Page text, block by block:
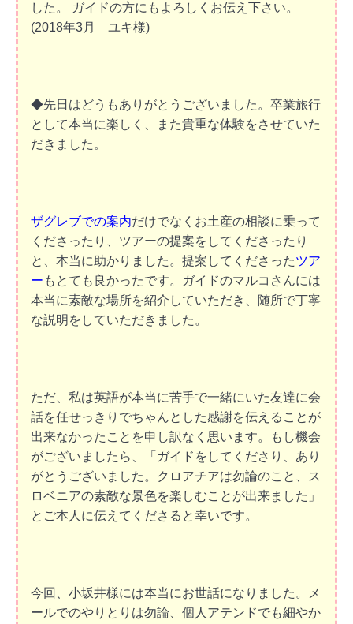
した。 ガイドの方にもよろしくお伝え下さい。
(2018年3月 ユキ様)
◆先日はどうもありがとうございました。卒業旅行
として本当に楽しく、また貴重な体験をさせていた
だきました。
ザグレブでの案内だけでなくお土産の相談に乗って
くださったり、ツアーの提案をしてくださったり
と、本当に助かりました。提案してくださったツア
ー もとても良かったです。ガイドのマルコさんには
本当に素敵な場所を紹介していただき、随所で丁寧
な説明をしていただきました。
ただ、私は英語が本当に苦手で一緒にいた友達に会
話を任せっきりでちゃんとした感謝を伝えることが
出来なかったことを申し訳なく思います。もし機会
がございましたら、「ガイドをしてくださり、あり
がとうございました。クロアチアは勿論のこと、ス
ロベニアの素敵な景色を楽しむことが出来ました」
とご本人に伝えてくださると幸いです。
今回、小坂井様には本当にお世話になりました。メ
ールでのやりとりは勿論、個人アテンドでも細やか